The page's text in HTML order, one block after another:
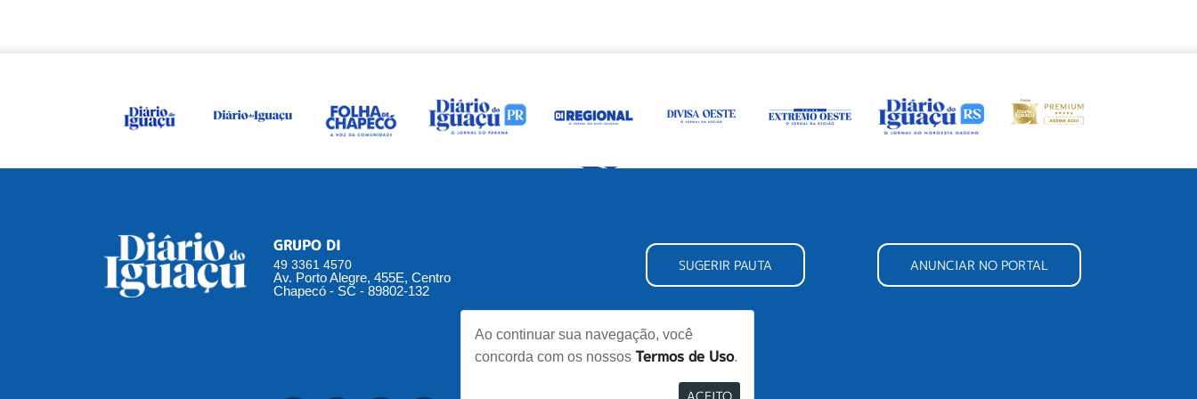
Ao continuar sua navegação, você
concorda com os nossos Termos de Uso.
GRUPO DI
49 3361 4570
Av. Porto Alegre, 455E, Centro
Chapecó - SC - 89802-132
SUGERIR PAUTA ANUNCIAR NO PORTAL